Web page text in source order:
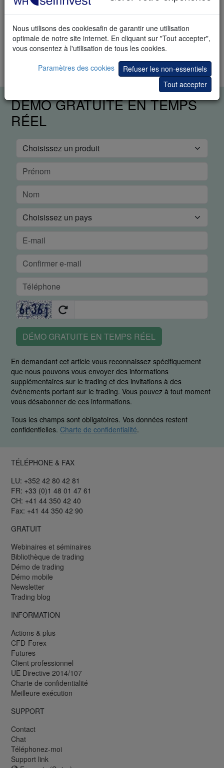
APPLICATION PRATIQUE
Ouvrez le graphique d'un instrument. Dans le dossier WHS
Proposals, sélectionnez l'étude Hourly Volatility Histogram.
Nous utilisons des cookiesafin de garantir une utilisation
optimale de notre site internet. En cliquant sur "Tout accepter",
vous consentez à l'utilisation de tous les cookies.
Paramètres des cookies
Refuser les non-essentiels
Tout accepter
DÉMO GRATUITE EN TEMPS
RÉEL
DÉMO GRATUITE EN TEMPS RÉEL
En demandant cet article vous reconnaissez spécifiquement
que nous pouvons vous envoyer des informations
supplémentaires sur le trading et des invitations à des
événements portant sur le trading. Vous pouvez à tout moment
vous désabonner de ces informations.
Tous les champs sont obligatoires. Vos données restent
confidentielles. Charte de confidentialité.
TÉLÉPHONE & FAX
LU: +352 42 80 42 81
FR: +33 (0)1 48 01 47 61
CH: +41 44 350 42 40
Fax: +41 44 350 42 90
GRATUIT
Webinaires et séminaires
Bibliothèque de trading
Démo de trading
Démo mobile
Newsletter
Trading blog
INFORMATION
Actions & plus
CFD-Forex
Futures
Client professionnel
UE Directive 2014/107
Charte de confidentialité
Meilleure exécution
SUPPORT
Contact
Chat
Téléphonez-moi
Support link